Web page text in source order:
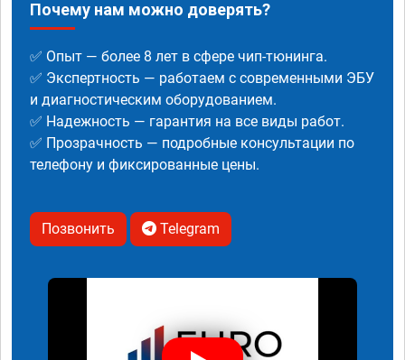
Почему нам можно доверять?
✅ Опыт — более 8 лет в сфере чип-тюнинга.
✅ Экспертность — работаем с современными ЭБУ
и диагностическим оборудованием.
✅ Надежность — гарантия на все виды работ.
✅ Прозрачность — подробные консультации по
телефону и фиксированные цены.
Позвонить Telegram